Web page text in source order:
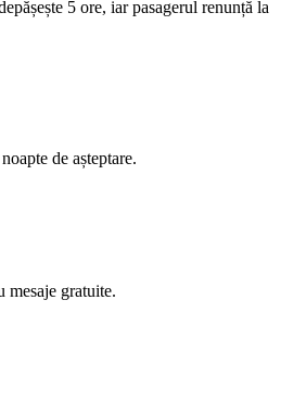
5 ore, iar pasagerul renunță la
de așteptare.
mesaje gratuite.